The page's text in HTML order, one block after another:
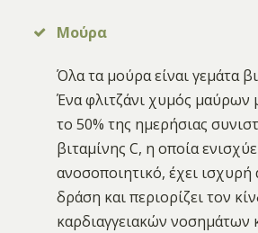
Μούρα
Όλα τα μούρα είναι γεμάτα
Ένα φλιτζάνι χυμός μαύρων
το 50% της ημερήσιας
βιταμίνης C, η οποία
ανοσοποιητικό, έχει ισχυρή
δράση και περιορίζει τον
καρδιαγγειακών νοσημάτων